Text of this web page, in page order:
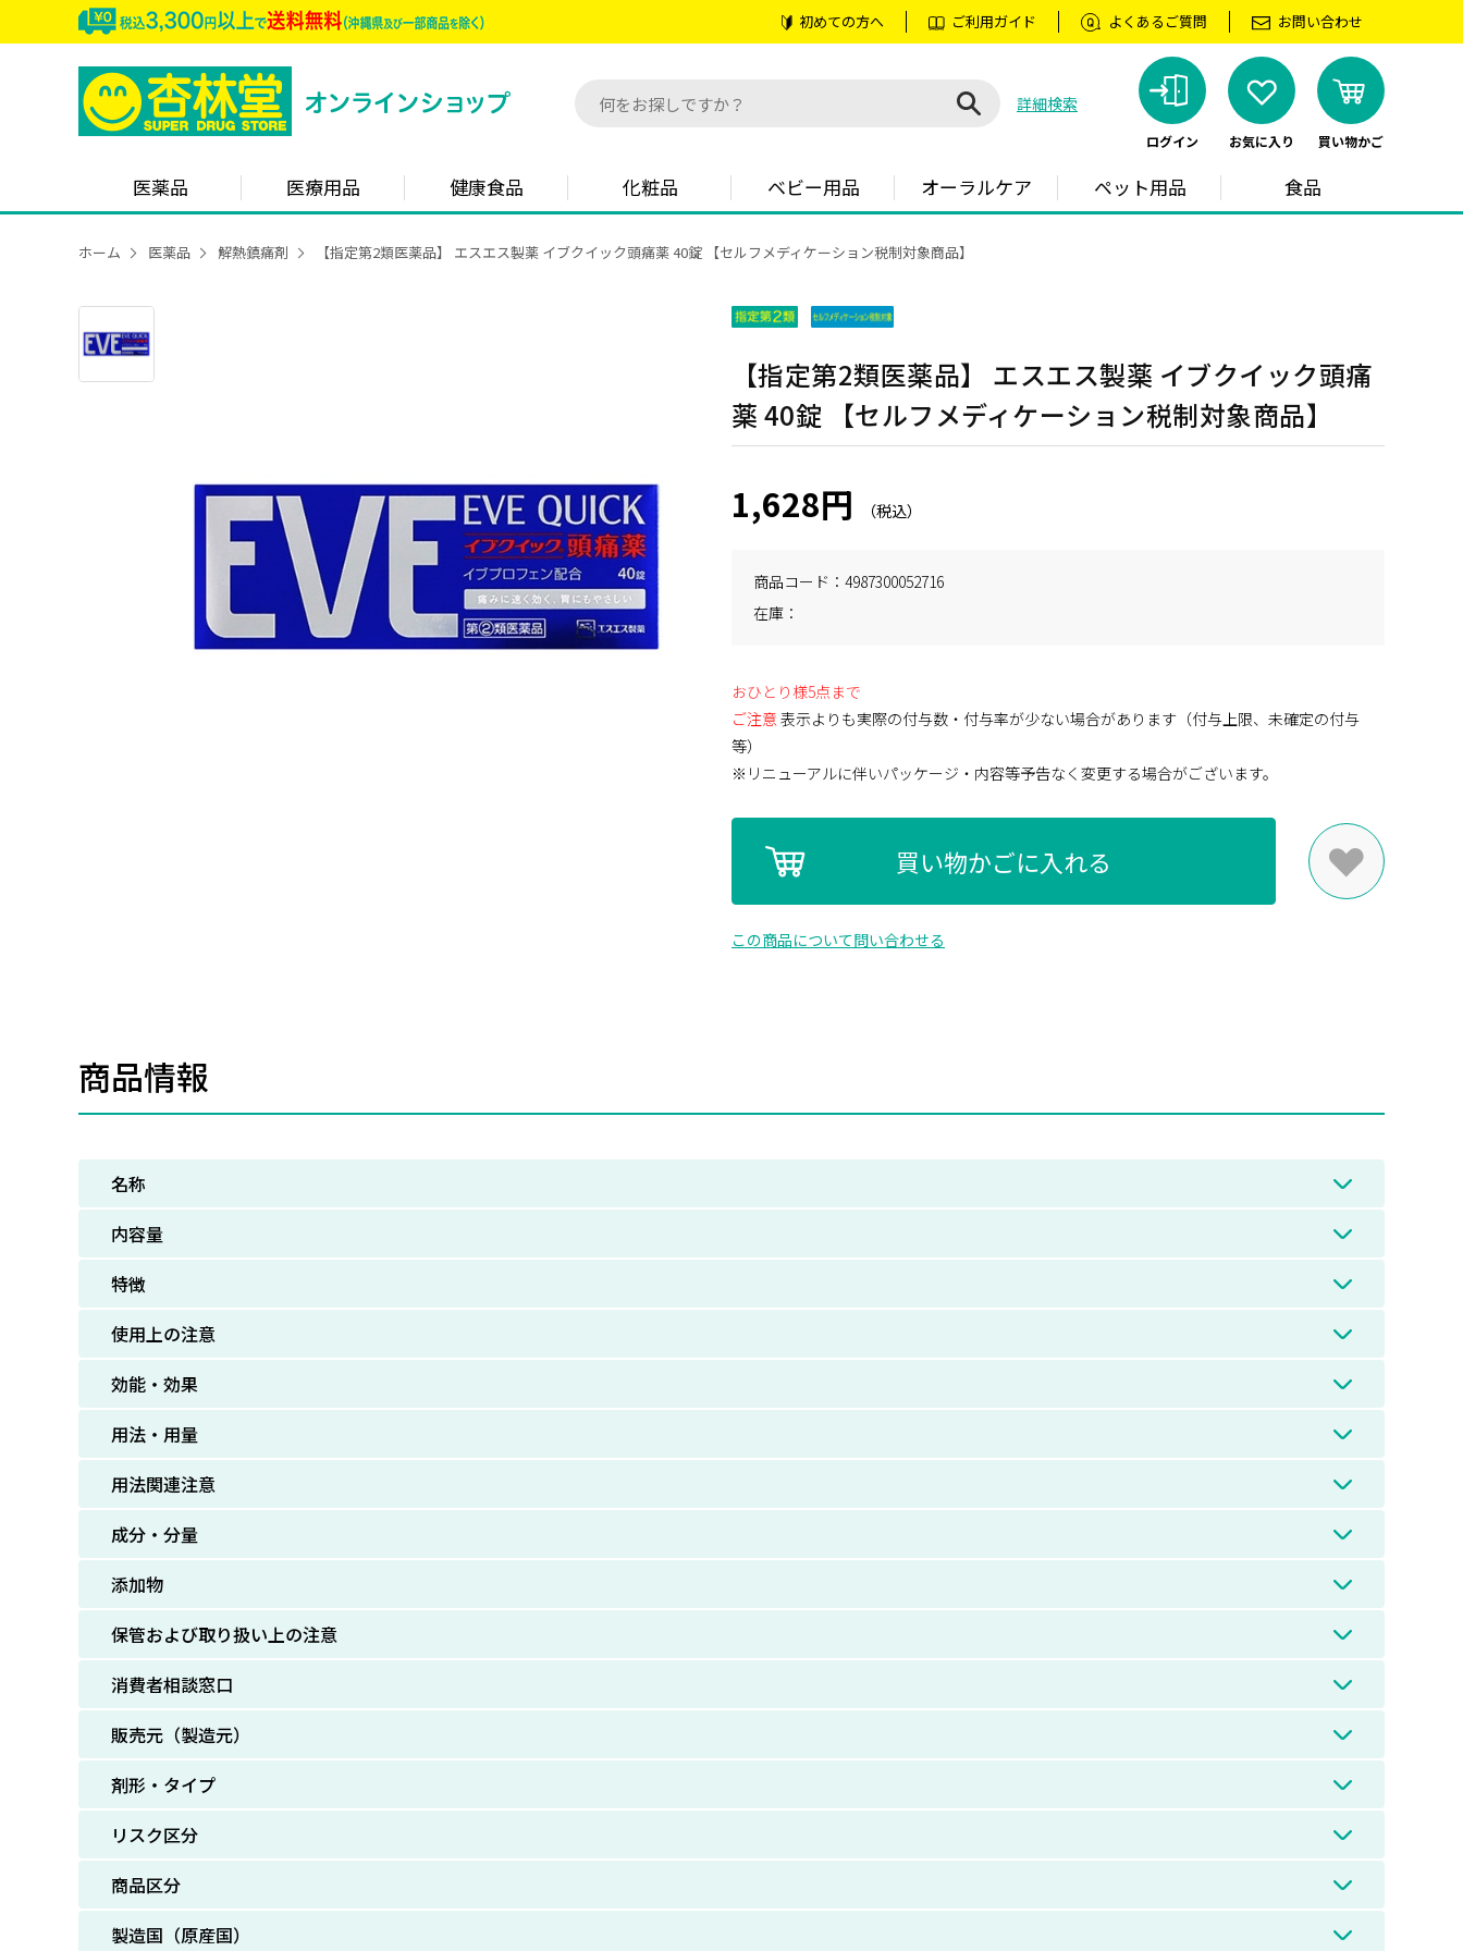
初めての方へ ご利用ガイド よくあるご質問 お問い合わせ
詳細検索
ログイン お気に入り 買い物かご
医薬品 医療用品 健康食品 化粧品 ベビー用品 オーラルケア ペット用品 食品
ホーム 医薬品 解熱鎮痛剤 【指定第2類医薬品】 エスエス製薬 イブクイック頭痛薬 40錠 【セルフメディケーション税制対象商品】
【指定第2類医薬品】 エスエス製薬 イブクイック頭痛
薬 40錠 【セルフメディケーション税制対象商品】
1,628円
商品コード
4987300052716
在庫
おひとり様5点まで
ご注意 表示よりも実際の付与数・付与率が少ない場合があります（付与上限、未確定の付与
等）
※リニューアルに伴いパッケージ・内容等予告なく変更する場合がございます。
買い物かごに入れる
この商品について問い合わせる
商品情報
名称
内容量
特徴
使用上の注意
効能・効果
用法・用量
用法関連注意
成分・分量
添加物
保管および取り扱い上の注意
消費者相談窓口
販売元（製造元）
剤形・タイプ
リスク区分
商品区分
製造国（原産国）